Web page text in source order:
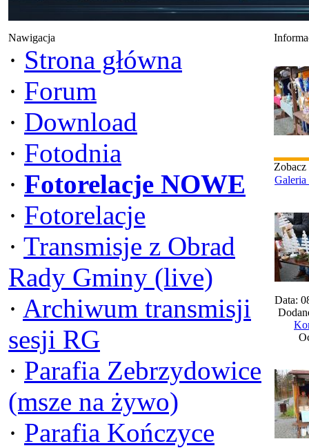
Nawigacja
· Strona główna
· Forum
· Download
· Fotodnia
· Fotorelacje NOWE
· Fotorelacje
· Transmisje z Obrad
Rady Gminy (live)
· Archiwum transmisji
sesji RG
· Parafia Zebrzydowice
(msze na żywo)
· Parafia Kończyce
Zobacz
Galeria
Data: